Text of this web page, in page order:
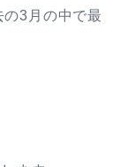
3月の中で最